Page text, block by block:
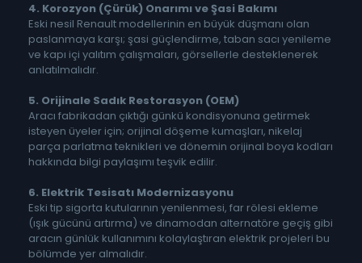
4. Korozyon (Çürük) Onarımı ve Şasi Bakımı
Eski nesil Renault modellerinin en büyük düşmanı olan
paslanmaya karşı; şasi güçlendirme, taban sacı yenileme
ve kapı içi yalıtım çalışmaları, görsellerle desteklenerek
anlatılmalıdır.
5. Orijinale Sadık Restorasyon (OEM)
Aracı fabrikadan çıktığı günkü kondisyonuna getirmek
isteyen üyeler için; orijinal döşeme kumaşları, nikelaj
parça parlatma teknikleri ve dönemin orijinal boya kodları
hakkında bilgi paylaşımı teşvik edilir.
6. Elektrik Tesisatı Modernizasyonu
Eski tip sigorta kutularının yenilenmesi, far rölesi ekleme
(ışık gücünü artırma) ve dinamodan alternatöre geçiş gibi
aracın günlük kullanımını kolaylaştıran elektrik projeleri bu
bölümde yer almalıdır.